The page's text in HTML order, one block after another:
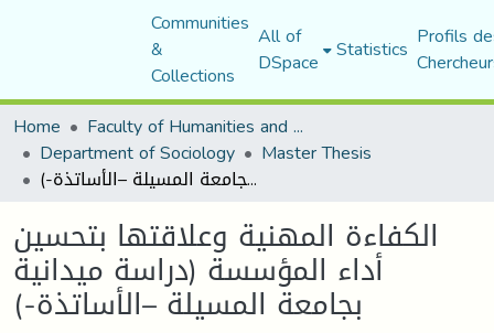
Communities
&
Collections
All of
DSpace Statistics Profils
Home
Faculty of Humanities and Social Sciences
Department of Sociology Master Thesis
الكفاءة المهنية وعلاقتها بتحسين أداء المؤسسة (دراسة ميدانية بجامعة المسيلة –الأساتذة-)
الكفاءة المهنية وعلاقتها بتحسين
أداء المؤسسة (دراسة ميدانية
بجامعة المسيلة –الأساتذة-)